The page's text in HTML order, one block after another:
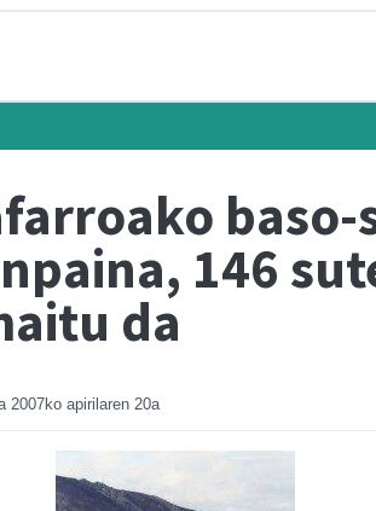
146
da
2007ko apirilaren 20a